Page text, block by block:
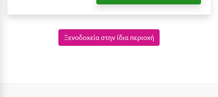
Ξενοδοχεία στην ίδια περιοχή